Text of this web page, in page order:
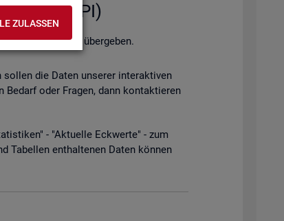
ZULASSEN
(API)
au­to­ma­ti­siert zu über­ge­ben.
die Daten un­se­rer in­ter­ak­ti­ven
oder Fra­gen, dann kon­tak­tie­ren
- "Ak­tu­el­le Eck­wer­te" - zum
Ta­bel­len ent­hal­te­nen Daten kön­nen